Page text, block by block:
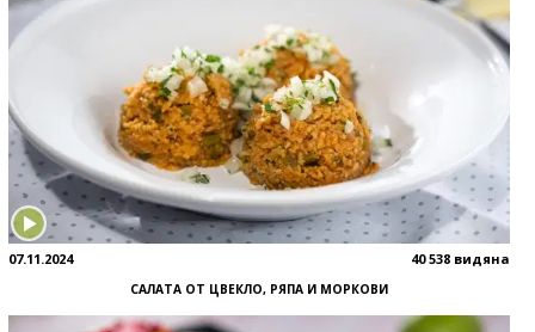
07.11.2024 40 538 видяна
САЛАТА ОТ ЦВЕКЛО, РЯПА И МОРКОВИ